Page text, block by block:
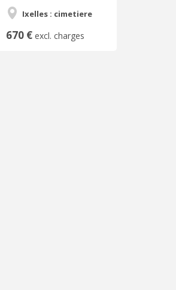
Ixelles : cimetiere
670 € excl. charges